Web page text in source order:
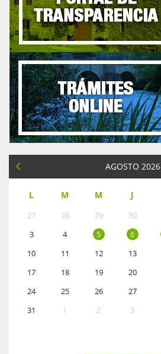
AGOSTO 2026
L M M J
27 28 29 30
3
4 5 6
10
11 12 13
17
18 19 20
24
25 26 27
31
1 2 3